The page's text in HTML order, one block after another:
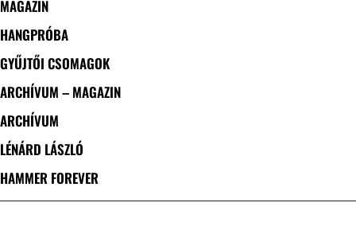
MAGAZIN
HANGPRÓBA
GYŰJTŐI CSOMAGOK
ARCHÍVUM – MAGAZIN
ARCHÍVUM
LÉNÁRD LÁSZLÓ
HAMMER FOREVER